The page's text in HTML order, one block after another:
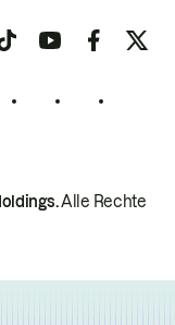
Alle Rechte